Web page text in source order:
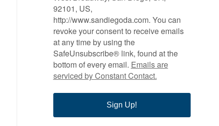
92101, US,
http://www.sandiegoda.com. You can
revoke your consent to receive emails
at any time by using the
SafeUnsubscribe® link, found at the
bottom of every email. Emails are
serviced by Constant Contact.
Sign Up!